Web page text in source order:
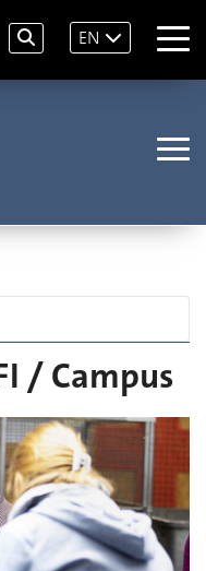
EN
/ Campus